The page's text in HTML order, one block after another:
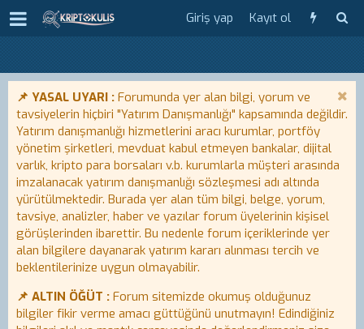
Giriş yap Kayıt ol
📌 YASAL UYARI : Forumunda yer alan bilgi, yorum ve
tavsiyelerin hiçbiri "Yatırım Danışmanlığı" kapsamında değildir.
Yatırım danışmanlığı hizmetlerini aracı kurumlar, portföy
yönetim şirketleri, mevduat kabul etmeyen bankalar, dijital
varlık, kripto para borsaları v.b. kurumlarla müşteri arasında
imzalanacak yatırım danışmanlığı sözleşmesi adı altında
yürütülmektedir. Burada yer alan tüm bilgi, belge, yorum,
tavsiye, analizler, haber ve yazılar forum üyelerinin kişisel
görüşlerinden ibarettir. Bu nedenle forum içeriklerinde yer
alan bilgilere dayanarak yatırım kararı alınması tercih ve
beklentilerinize uygun olmayabilir.
📌 ALTIN ÖĞÜT : Forum sitemizde okumuş olduğunuz
bilgiler fikir verme amacı güttüğünü unutmayın! Edindiğiniz